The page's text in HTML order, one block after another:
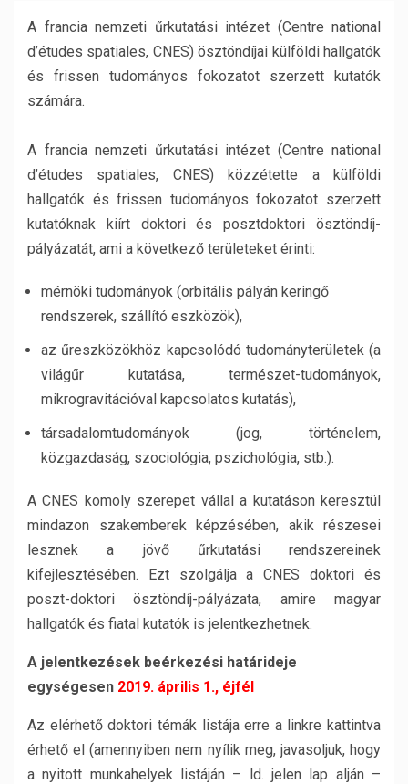
A francia nemzeti űrkutatási intézet (Centre national
d’études spatiales, CNES) ösztöndíjai külföldi hallgatók
és frissen tudományos fokozatot szerzett kutatók
számára.
A francia nemzeti űrkutatási intézet (Centre national
d’études spatiales, CNES) közzétette a külföldi
hallgatók és frissen tudományos fokozatot szerzett
kutatóknak kiírt doktori és posztdoktori ösztöndíj-
pályázatát, ami a következő területeket érinti:
mérnöki tudományok (orbitális pályán keringő
rendszerek, szállító eszközök),
az űreszközökhöz kapcsolódó tudományterületek (a
világűr kutatása, természet-tudományok,
mikrogravitációval kapcsolatos kutatás),
társadalomtudományok (jog, történelem,
közgazdaság, szociológia, pszichológia, stb.).
A CNES komoly szerepet vállal a kutatáson keresztül
mindazon szakemberek képzésében, akik részesei
lesznek a jövő űrkutatási rendszereinek
kifejlesztésében. Ezt szolgálja a CNES doktori és
poszt-doktori ösztöndíj-pályázata, amire magyar
hallgatók és fiatal kutatók is jelentkezhetnek.
A jelentkezések beérkezési határideje
egységesen 2019. április 1., éjfél
Az elérhető doktori témák listája erre a linkre kattintva
érhető el (amennyiben nem nyílik meg, javasoljuk, hogy
a nyitott munkahelyek listáján – ld. jelen lap alján –